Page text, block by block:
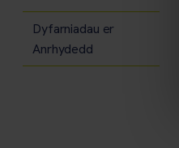
Dyfarniadau er
Anrhydedd